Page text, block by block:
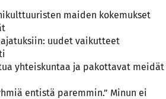
maiden kokemukset
uudet vaikutteet
yhteiskuntaa ja pakottavat meidät
entistä paremmin.” Minun ei